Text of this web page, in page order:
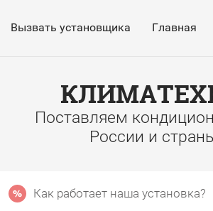
Вызвать установщика Главная
Поставляем
России и
Как работает наша установка?